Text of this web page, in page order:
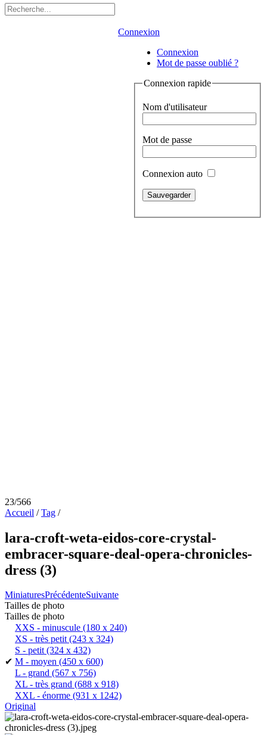
Connexion
Connexion
Mot de passe oublié ?
Connexion rapide
Nom d'utilisateur
Mot de passe
Connexion auto
23/566
Accueil /Tag /
lara-croft-weta-eidos-core-crystal-
embracer-square-deal-opera-chronicles-
dress (3)
MiniaturesPrécédenteSuivante
Tailles de photo
Tailles de photo
XXS - minuscule (180 x 240)
XS - très petit(243 x 324)
S - petit(324 x 432)
✔ M - moyen (450 x 600)
L - grand (567 x 756)
XL - très grand (688 x 918)
XXL - énorme (931 x 1242)
Original